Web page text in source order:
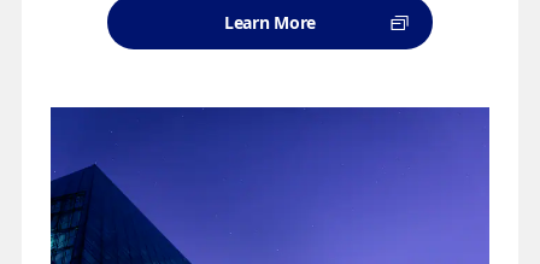
Learn More